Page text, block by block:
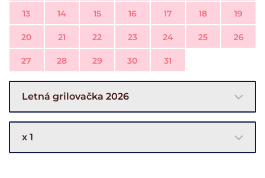
13 14 15 16 17 18 19
20 21 22 23 24 25 26
27 28 29 30 31